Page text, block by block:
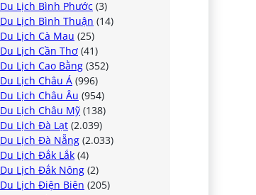
Du Lịch Bình Phước (3)
Du Lịch Bình Thuận (14)
Du Lịch Cà Mau (25)
Du Lịch Cần Thơ (41)
Du Lịch Cao Bằng (352)
Du Lịch Châu Á (996)
Du Lịch Châu Âu (954)
Du Lịch Châu Mỹ (138)
Du Lịch Đà Lạt (2.039)
Du Lịch Đà Nẵng (2.033)
Du Lịch Đắk Lắk (4)
Du Lịch Đắk Nông (2)
Du Lịch Điện Biên (205)